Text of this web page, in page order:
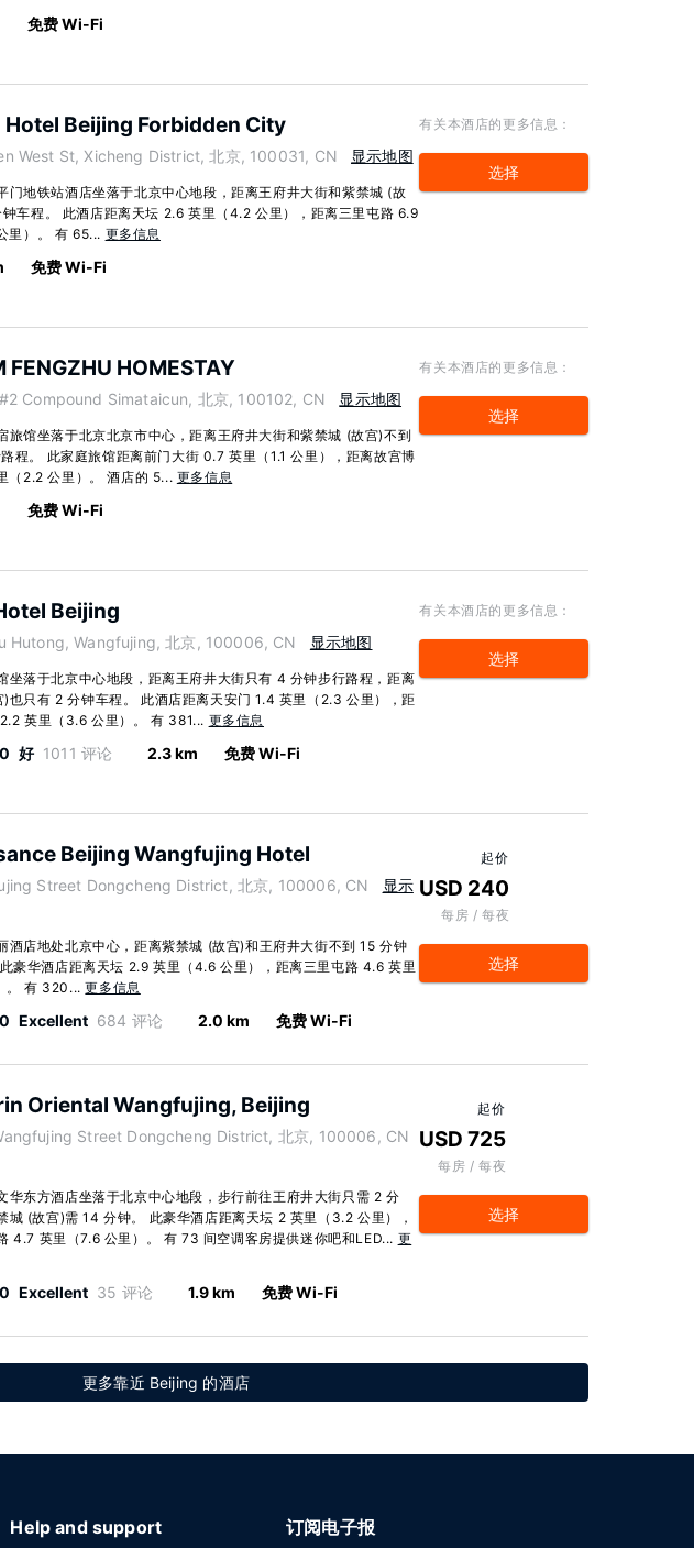
免费 Wi-Fi
Hotel Beijing Forbidden City
West St, Xicheng District, 北京, 100031, CN 显示地图
门地铁站酒店坐落于北京中心地段，距离王府井大街和紫禁城 (故
车程。 此酒店距离天坛 2.6 英里（4.2 公里），距离三里屯路 6.9
里）。 有 65... 更多信息
免费 Wi-Fi
有关本酒店的更多信息：
选择
FENGZHU HOMESTAY
Compound Simataicun, 北京, 100102, CN 显示地图
旅馆坐落于北京北京市中心，距离王府井大街和紫禁城 (故宫)不到
程。 此家庭旅馆距离前门大街 0.7 英里（1.1 公里），距离故宫博
（2.2 公里）。 酒店的 5... 更多信息
免费 Wi-Fi
有关本酒店的更多信息：
选择
Beijing
Hutong, Wangfujing, 北京, 100006, CN 显示地图
坐落于北京中心地段，距离王府井大街只有 4 分钟步行路程，距离
)也只有 2 分钟车程。 此酒店距离天安门 1.4 英里（2.3 公里），距
英里（3.6 公里）。 有 381... 更多信息
好 1011 评论 2.3 km 免费 Wi-Fi
有关本酒店的更多信息：
选择
Beijing Wangfujing Hotel
Street Dongcheng District, 北京, 100006, CN
显示
酒店地处北京中心，距离紫禁城 (故宫)和王府井大街不到 15 分钟
豪华酒店距离天坛 2.9 英里（4.6 公里），距离三里屯路 4.6 英里
。 有 320...更多信息
Excellent 684 评论 2.0 km 免费 Wi-Fi
起价
USD 240
每房 / 每夜
选择
Oriental Wangfujing, Beijing
Street Dongcheng District, 北京, 100006, CN
华东方酒店坐落于北京中心地段，步行前往王府井大街只需 2 分
城 (故宫)需 14 分钟。 此豪华酒店距离天坛 2 英里（3.2 公里），
4.7 英里（7.6 公里）。 有 73 间空调客房提供迷你吧和LED... 更
Excellent 35 评论 1.9 km 免费 Wi-Fi
起价
USD 725
每房 / 每夜
选择
更多靠近 Beijing 的酒店
Help and support 订阅电子报